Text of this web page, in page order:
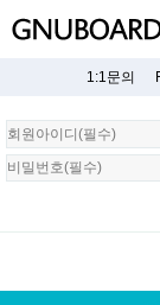
1:1문의
회
원
로